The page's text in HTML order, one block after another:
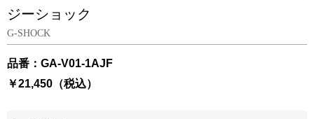
ジーショック
G-SHOCK
品番：GA-V01-1AJF
￥21,450（税込）